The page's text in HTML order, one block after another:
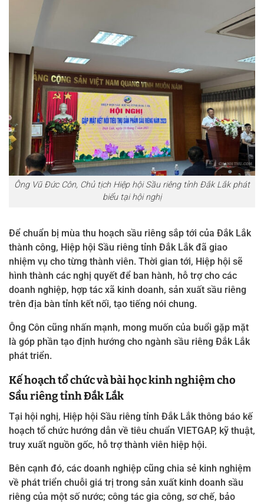
Ông Vũ Đức Côn, Chủ tịch Hiệp hội Sầu riêng tỉnh Đắk Lắk phát
biểu tại hội nghị
Để chuẩn bị mùa thu hoạch sầu riêng sắp tới của Đắk Lắk
thành công, Hiệp hội Sầu riêng tỉnh Đắk Lắk đã giao
nhiệm vụ cho từng thành viên. Thời gian tới, Hiệp hội sẽ
hình thành các nghị quyết để ban hành, hỗ trợ cho các
doanh nghiệp, hợp tác xã kinh doanh, sản xuất sầu riêng
trên địa bàn tỉnh kết nối, tạo tiếng nói chung.
Ông Côn cũng nhấn mạnh, mong muốn của buổi gặp mặt
là góp phần tạo định hướng cho ngành sầu riêng Đắk Lắk
phát triển.
Kế hoạch tổ chức và bài học kinh nghiệm cho
Sầu riêng tỉnh Đắk Lắk
Tại hội nghị, Hiệp hội Sầu riêng tỉnh Đắk Lắk thông báo kế
hoạch tổ chức hướng dẫn về tiêu chuẩn VIETGAP, kỹ thuật,
truy xuất nguồn gốc, hỗ trợ thành viên hiệp hội.
Bên cạnh đó, các doanh nghiệp cũng chia sẻ kinh nghiệm
về phát triển chuỗi giá trị trong sản xuất kinh doanh sầu
riêng của một số nước; công tác gia công, sơ chế, bảo